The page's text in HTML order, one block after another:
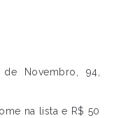
de Novembro, 94,
na lista e R$ 50